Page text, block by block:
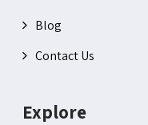
Blog
Contact Us
Explore